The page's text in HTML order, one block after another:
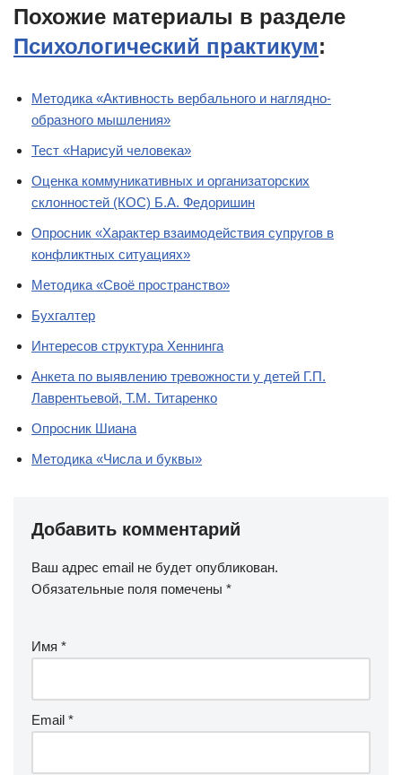
Похожие материалы в разделе
Психологический практикум:
Методика «Активность вербального и наглядно-
образного мышления»
Тест «Нарисуй человека»
Оценка коммуникативных и организаторских
склонностей (КОС) Б.А. Федоришин
Опросник «Характер взаимодействия супругов в
конфликтных ситуациях»
Методика «Своё пространство»
Бухгалтер
Интересов структура Хеннинга
Анкета по выявлению тревожности у детей Г.П.
Лаврентьевой, Т.М. Титаренко
Опросник Шиана
Методика «Числа и буквы»
Добавить комментарий
Ваш адрес email не будет опубликован.
Обязательные поля помечены *
Имя *
Email *